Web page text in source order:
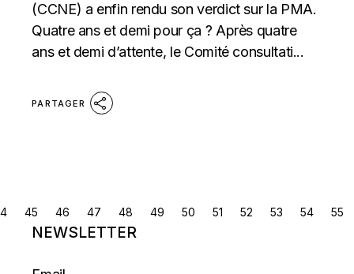
(CCNE) a enfin rendu son verdict sur la PMA.
Quatre ans et demi pour ça ? Après quatre
ans et demi d’attente, le Comité consultati...
PARTAGER
NAVIGATION
DES
45 46 47 48 49 50 51 52 53 54 55
NEWSLETTER